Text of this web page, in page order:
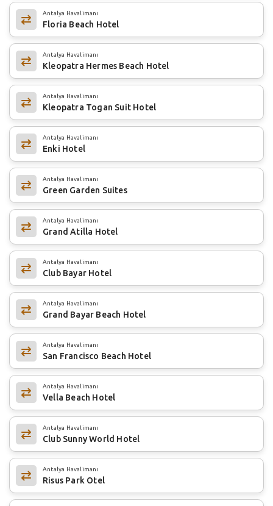
Antalya Havalimanı
Floria Beach Hotel
Antalya Havalimanı
Kleopatra Hermes Beach Hotel
Antalya Havalimanı
Kleopatra Togan Suit Hotel
Antalya Havalimanı
Enki Hotel
Antalya Havalimanı
Green Garden Suites
Antalya Havalimanı
Grand Atilla Hotel
Antalya Havalimanı
Club Bayar Hotel
Antalya Havalimanı
Grand Bayar Beach Hotel
Antalya Havalimanı
San Francisco Beach Hotel
Antalya Havalimanı
Vella Beach Hotel
Antalya Havalimanı
Club Sunny World Hotel
Antalya Havalimanı
Risus Park Otel